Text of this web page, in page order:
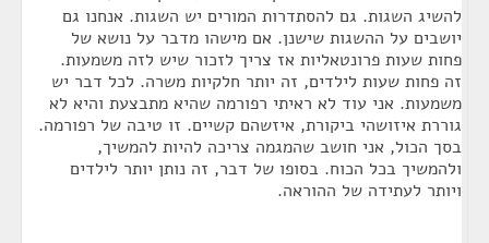
להשיג השגות. גם להסתדרות המורים יש השגות. אנחנו גם
יושבים על ההשגות שישנן. אם מישהו מדבר על נושא של
פחות שעות פרונטאליות אז צריך לזכור שיש לזה משמעות.
זה פחות שעות לילדים, זה יותר חלקיות משרה. לכל דבר יש
משמעות. אני עוד לא ראיתי רפורמה שהיא מתבצעת והיא לא
גוררת איזושהי ביקורת, איזשהם קשיים. זו טיבה של רפורמה.
בסך הכול, אני חושב שהמגמה צריכה להיות להמשיך,
ולהמשיך בכל הכוח. בסופו של דבר, זה נותן יותר לילדים
ויותר לעתידה של ההוראה.